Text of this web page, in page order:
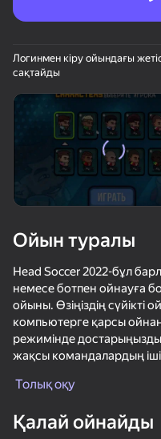
Ойын
Логинмен кіру ойындағы
сақтайды
Ойын туралы
Head Soccer 2022-бұл
немесе ботпен ойнауға
ойыны. Өзіңіздің
компьютерге қарсы
режимінде
жақсы командалардың
ойындағы барлық
Head Soccer 2022 RUS-
Толық оқу
Қалай ойнайды